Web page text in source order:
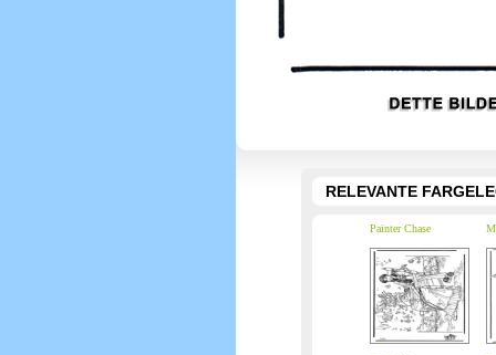
RELEVANTE
Painter Chase